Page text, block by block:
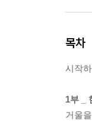
목차
시작
1부 _
거울